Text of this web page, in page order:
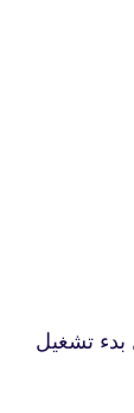
بدء تشغيل